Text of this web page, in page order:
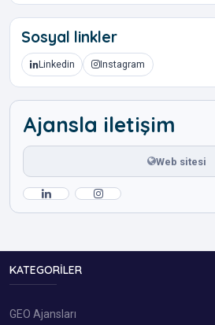
Sosyal linkler
Linkedin Instagram
Ajansla iletişim
Web sitesi
KATEGORILER
GEO Ajansları